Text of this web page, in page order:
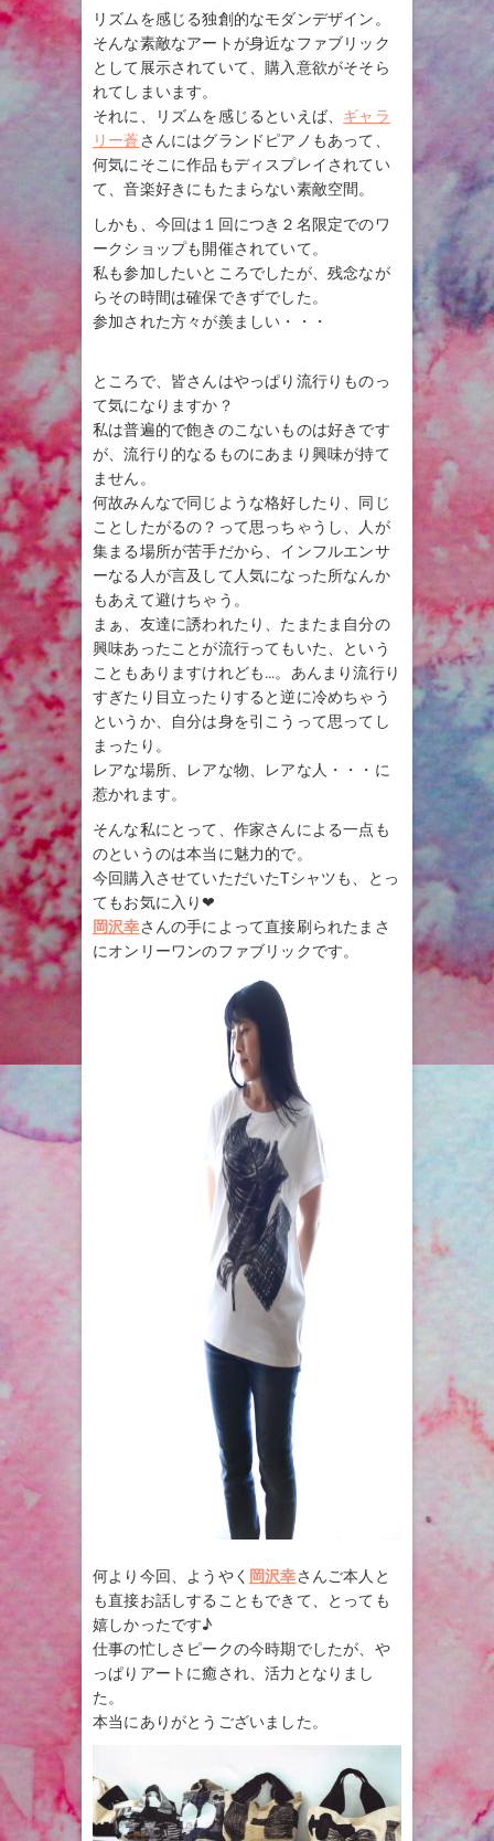
リズムを感じる独創的なモダンデザイン。
そんな素敵なアートが身近なファブリック
として展示されていて、購入意欲がそそら
れてしまいます。
それに、リズムを感じるといえば、 ギャラ
リー蒼 さんにはグランドピアノもあって、
何気にそこに作品もディスプレイされてい
て、音楽好きにもたまらない素敵空間。
しかも、今回は１回につき２名限定でのワ
ークショップも開催されていて。
私も参加したいところでしたが、残念なが
らその時間は確保できずでした。
参加された方々が羨ましい・・・
ところで、皆さんはやっぱり流行りものっ
て気になりますか？
私は普遍的で飽きのこないものは好きです
が、流行り的なるものにあまり興味が持て
ません。
何故みんなで同じような格好したり、同じ
ことしたがるの？って思っちゃうし、人が
集まる場所が苦手だから、インフルエンサ
ーなる人が言及して人気になった所なんか
もあえて避けちゃう。
まぁ、友達に誘われたり、たまたま自分の
興味あったことが流行ってもいた、という
こともありますけれども…。あんまり流行り
すぎたり目立ったりすると逆に冷めちゃう
というか、自分は身を引こうって思ってし
まったり。
レアな場所、レアな物、レアな人・・・に
惹かれます。
そんな私にとって、作家さんによる一点も
のというのは本当に魅力的で。
今回購入させていただいたTシャツも、とっ
てもお気に入り❤︎
岡沢幸さんの手によって直接刷られたまさ
にオンリーワンのファブリックです。
何より今回、ようやく 岡沢幸さんご本人と
も直接お話しすることもできて、とっても
嬉しかったです♪
仕事の忙しさピークの今時期でしたが、や
っぱりアートに癒され、活力となりまし
た。
本当にありがとうございました。